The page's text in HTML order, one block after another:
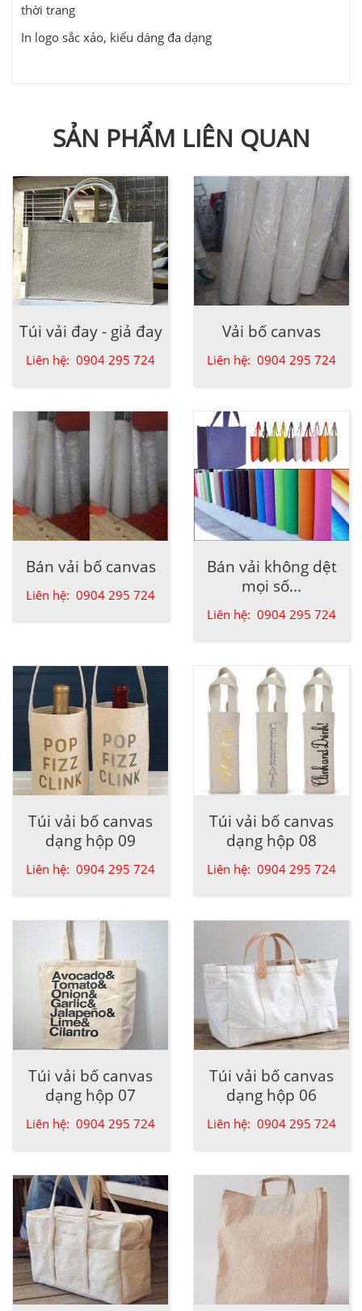
thời trang
In logo sắc xảo, kiểu dáng đa dạng
SẢN PHẨM LIÊN QUAN
Túi vải đay - giả đay
Liên hệ: 0904 295 724
Vải bố canvas
Liên hệ: 0904 295 724
Bán vải bố canvas
Liên hệ: 0904 295 724
Bán vải không dệt
mọi số...
Liên hệ: 0904 295 724
Túi vải bố canvas
dạng hộp 09
Liên hệ: 0904 295 724
Túi vải bố canvas
dạng hộp 08
Liên hệ: 0904 295 724
Túi vải bố canvas
dạng hộp 07
Liên hệ: 0904 295 724
Túi vải bố canvas
dạng hộp 06
Liên hệ: 0904 295 724